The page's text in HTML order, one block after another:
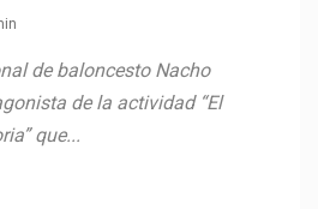
de baloncesto Nacho
de la actividad “El
que...